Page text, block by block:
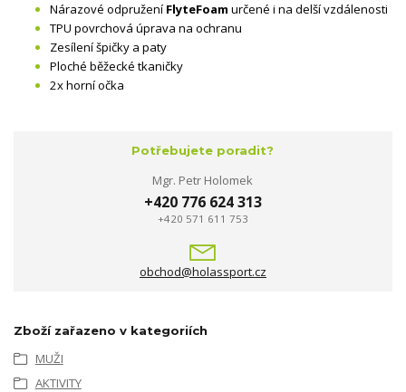
Nárazové odpružení FlyteFoam určené i na delší vzdálenosti
TPU povrchová úprava na ochranu
Zesílení špičky a paty
Ploché běžecké tkaničky
2x horní očka
Potřebujete poradit?
Mgr. Petr Holomek
+420 776 624 313
+420 571 611 753
obchod@holassport.cz
Zboží zařazeno v kategoriích
MUŽI
AKTIVITY